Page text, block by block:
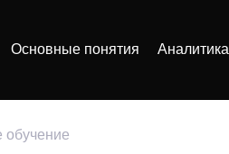
Основные понятия Аналитика
обучение